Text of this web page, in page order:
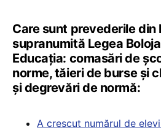
Care sunt prevederile din
supranumită Legea
Educația: comasări de
norme, tăieri de burse și
și degrevări de normă:
A crescut numărul de